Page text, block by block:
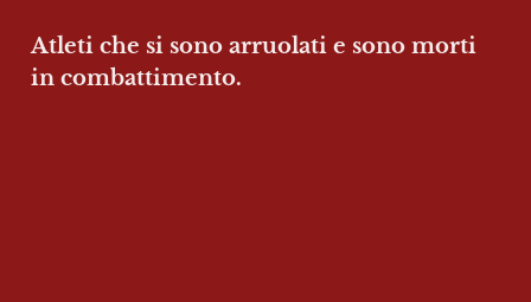
Atleti che si sono arruolati e sono morti
in combattimento.